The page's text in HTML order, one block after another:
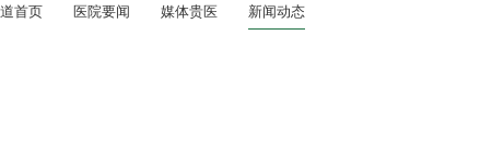
首页 医院要闻 媒体贵医 新闻动态
医者故事--护理部举办2026年叙事护理分享